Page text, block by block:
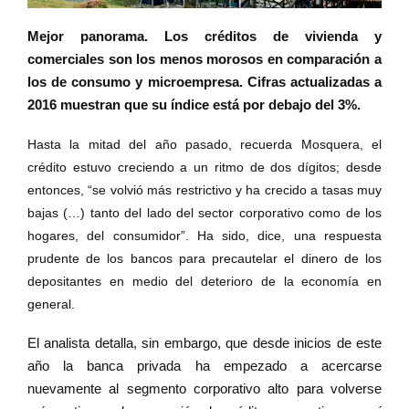
Mejor panorama. Los créditos de vivienda y
comerciales son los menos morosos en comparación a
los de consumo y microempresa. Cifras actualizadas a
2016 muestran que su índice está por debajo del 3%.
Hasta la mitad del año pasado, recuerda Mosquera, el
crédito estuvo creciendo a un ritmo de dos dígitos; desde
entonces, “se volvió más restrictivo y ha crecido a tasas muy
bajas (…) tanto del lado del sector corporativo como de los
hogares, del consumidor”. Ha sido, dice, una respuesta
prudente de los bancos para precautelar el dinero de los
depositantes en medio del deterioro de la economía en
general.
El analista detalla, sin embargo, que desde inicios de este
año la banca privada ha empezado a acercarse
nuevamente al segmento corporativo alto para volverse